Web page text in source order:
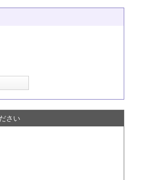
さい